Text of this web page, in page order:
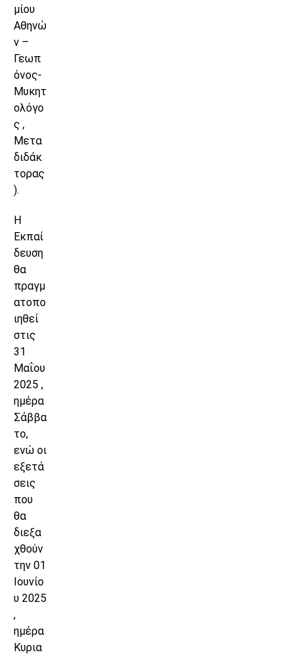
μίου
Αθηνώ
ν –
Γεωπ
όνος-
Μυκητ
ολόγο
ς ,
Μετα
διδάκ
τορας
).
Η
Εκπαί
δευση
θα
πραγμ
ατοπο
ιηθεί
στις
31
Μαΐου
2025 ,
ημέρα
Σάββα
το,
ενώ οι
εξετά
σεις
που
θα
διεξα
χθούν
την 01
Ιουνίο
υ 2025
,
ημέρα
Κυρια